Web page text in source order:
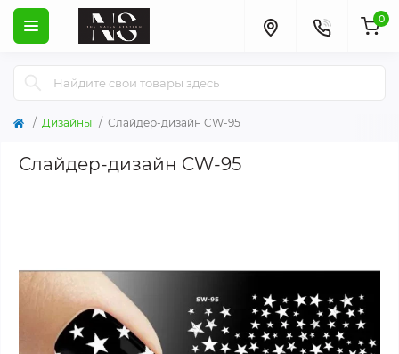
0
Дизайны Слайдер-дизайн CW-95
Слайдер-дизайн CW-95